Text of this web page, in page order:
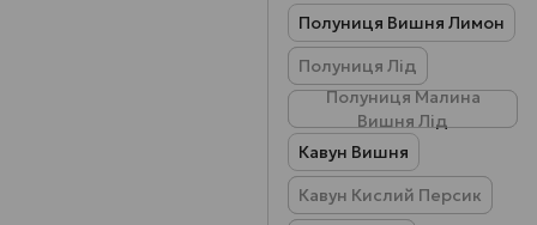
Полуниця Вишня Лимон
Полуниця Лід
Полуниця Малина
Вишня Лід
Кавун Вишня
Кавун Кислий Персик